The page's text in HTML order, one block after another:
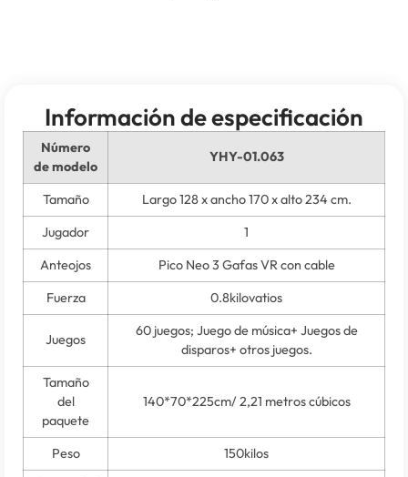
Información de especificación
Número
de modelo
YHY-01.063
Tamaño
Largo 128 x ancho 170 x alto 234 cm.
Jugador
1
Anteojos
Pico Neo 3 Gafas VR con cable
Fuerza
0.8kilovatios
Juegos
60 juegos; Juego de música+ Juegos de
disparos+ otros juegos.
Tamaño
del
paquete
140*70*225cm/ 2,21 metros cúbicos
Peso
150kilos